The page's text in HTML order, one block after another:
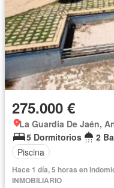
275.000 €
La Guardia De Jaén,
5 Dormitorios
2
Piscina
Hace 1 día, 5 horas en
INMOBILIARIO